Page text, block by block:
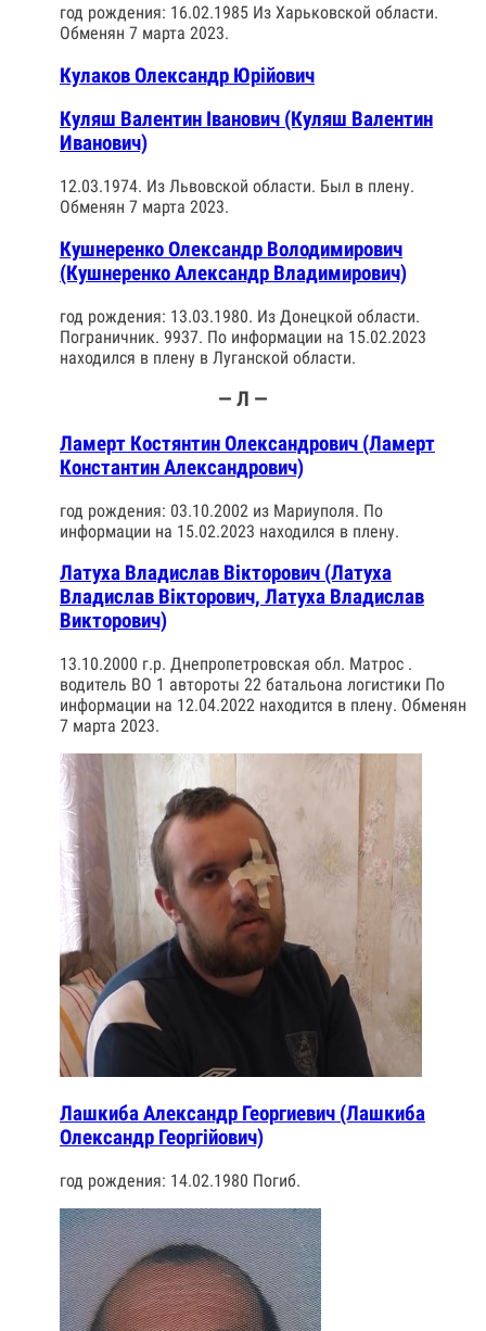
год рождения: 16.02.1985 Из Харьковской области.
Обменян 7 марта 2023.
Кулаков Олександр Юрійович
Куляш Валентин Іванович (Куляш Валентин
Иванович)
12.03.1974. Из Львовской области. Был в плену.
Обменян 7 марта 2023.
Кушнеренко Олександр Володимирович
(Кушнеренко Александр Владимирович)
год рождения: 13.03.1980. Из Донецкой области.
Пограничник. 9937. По информации на 15.02.2023
находился в плену в Луганской области.
— Л —
Ламерт Костянтин Олександрович (Ламерт
Константин Александрович)
год рождения: 03.10.2002 из Мариуполя. По
информации на 15.02.2023 находился в плену.
Латуха Владислав Вiкторович (Латуха
Владислав Вікторович, Латуха Владислав
Викторович)
13.10.2000 г.р. Днепропетровская обл. Матрос .
водитель ВО 1 автороты 22 батальона логистики По
информации на 12.04.2022 находится в плену. Обменян
7 марта 2023.
Лашкиба Александр Георгиевич (Лашкиба
Олександр Георгійович)
год рождения: 14.02.1980 Погиб.